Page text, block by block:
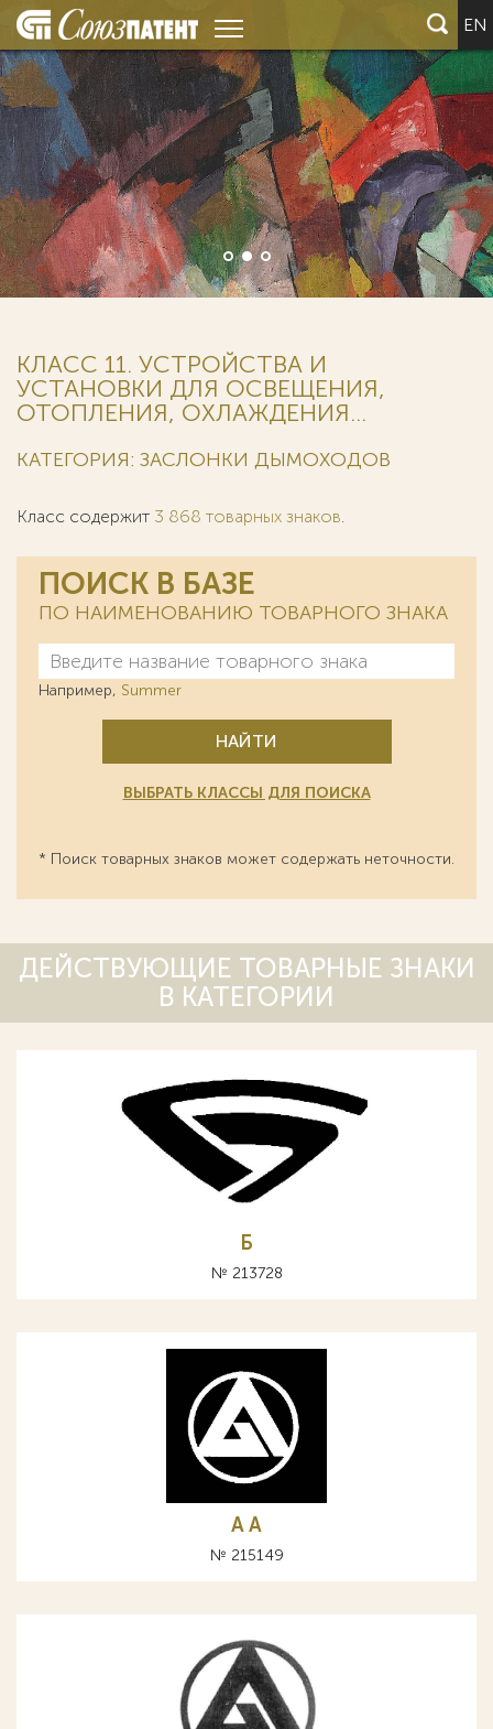
EN
КЛАСС 11. УСТРОЙСТВА И
УСТАНОВКИ ДЛЯ ОСВЕЩЕНИЯ,
ОТОПЛЕНИЯ, ОХЛАЖДЕНИЯ...
КАТЕГОРИЯ: ЗАСЛОНКИ ДЫМОХОДОВ
Класс содержит 3 868 товарных знаков.
ПОИСК В БАЗЕ
ПО НАИМЕНОВАНИЮ ТОВАРНОГО ЗНАКА
Например, Summer
НАЙТИ
ВЫБРАТЬ КЛАССЫ ДЛЯ ПОИСКА
* Поиск товарных знаков может содержать неточности.
ДЕЙСТВУЮЩИЕ ТОВАРНЫЕ ЗНАКИ
В КАТЕГОРИИ
Б
№ 213728
A А
№ 215149